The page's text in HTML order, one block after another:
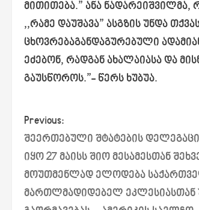
მითითება.” ანა ნადარეიშვილმა,
,,რამე დაუშავა” ასგზის უნდა
ცხოვრებაგანდაგურებული
ეძებონ, რადგან ახალაიასა და
გაუსწოროს.”- წერს ხუბუა.
P
o
s
t
Previous:
შეერთებული შტატების
იყო 27 მაისს შიო მესამესთან
მოუთმენლად ელოდება
მართლმადიდებელ